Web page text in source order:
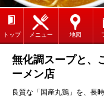
トップ メニュー 地図
無化調スープと、
ーメン店
良質な「国産丸鶏」を、長